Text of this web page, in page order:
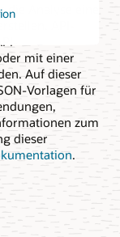
Analyse eine
API-
mit einer
Auf dieser
Vorlagen für
zum
dieser
.